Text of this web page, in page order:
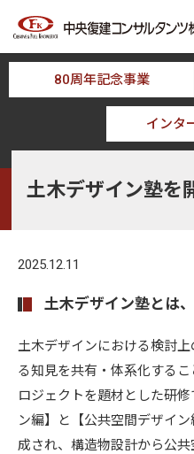
80周年記念事業
インタ
土木デザイン
土木デザイン塾を
2025.12.11
土木デザイン塾とは
土木デザインにおける検討
る知見を共有・体系化する
ロジェクトを題材とした研
ン編】と【公共空間デザイ
成され、構造物設計から公